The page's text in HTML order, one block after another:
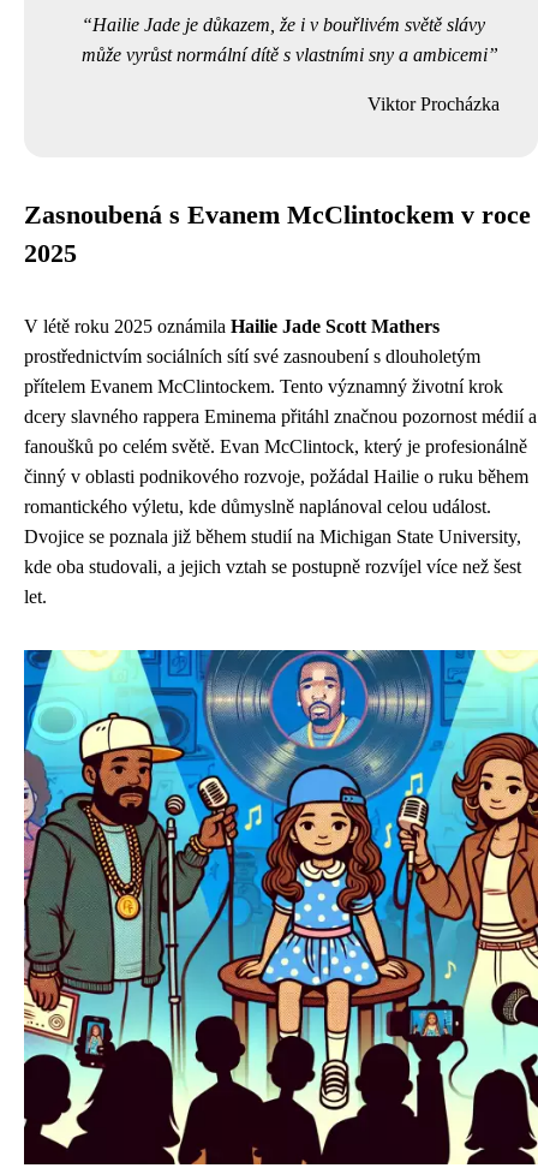
Hailie Jade je důkazem, že i v bouřlivém světě slávy
může vyrůst normální dítě s vlastními sny a ambicemi
Viktor Procházka
Zasnoubená s Evanem McClintockem v roce
2025
V létě roku 2025 oznámila Hailie Jade Scott Mathers
prostřednictvím sociálních sítí své zasnoubení s dlouholetým
přítelem Evanem McClintockem. Tento významný životní krok
dcery slavného rappera Eminema přitáhl značnou pozornost médií a
fanoušků po celém světě. Evan McClintock, který je profesionálně
činný v oblasti podnikového rozvoje, požádal Hailie o ruku během
romantického výletu, kde důmyslně naplánoval celou událost.
Dvojice se poznala již během studií na Michigan State University,
kde oba studovali, a jejich vztah se postupně rozvíjel více než šest
let.